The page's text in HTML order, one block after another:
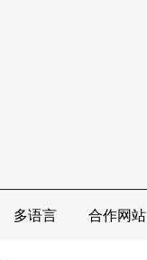
多语言 合作网站